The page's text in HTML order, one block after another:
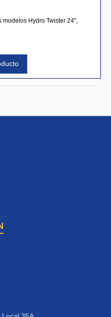
modelos Hydro Twister 24",